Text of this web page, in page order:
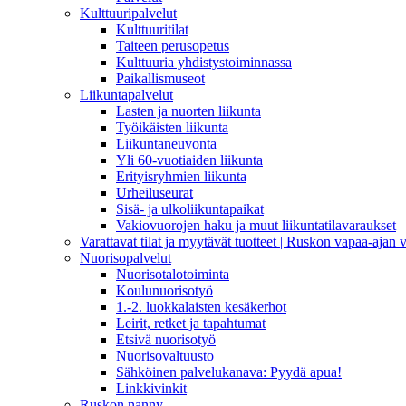
Kulttuuripalvelut
Kulttuuritilat
Taiteen perusopetus
Kulttuuria yhdistystoiminnassa
Paikallismuseot
Liikuntapalvelut
Lasten ja nuorten liikunta
Työikäisten liikunta
Liikuntaneuvonta
Yli 60-vuotiaiden liikunta
Erityisryhmien liikunta
Urheiluseurat
Sisä- ja ulkoliikuntapaikat
Vakiovuorojen haku ja muut liikuntatilavaraukset
Varattavat tilat ja myytävät tuotteet | Ruskon vapaa-ajan
Nuorisopalvelut
Nuorisotalotoiminta
Koulunuorisotyö
1.-2. luokkalaisten kesäkerhot
Leirit, retket ja tapahtumat
Etsivä nuorisotyö
Nuorisovaltuusto
Sähköinen palvelukanava: Pyydä apua!
Linkkivinkit